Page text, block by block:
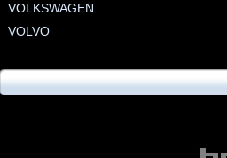
VOLKSWAGEN
VOLVO